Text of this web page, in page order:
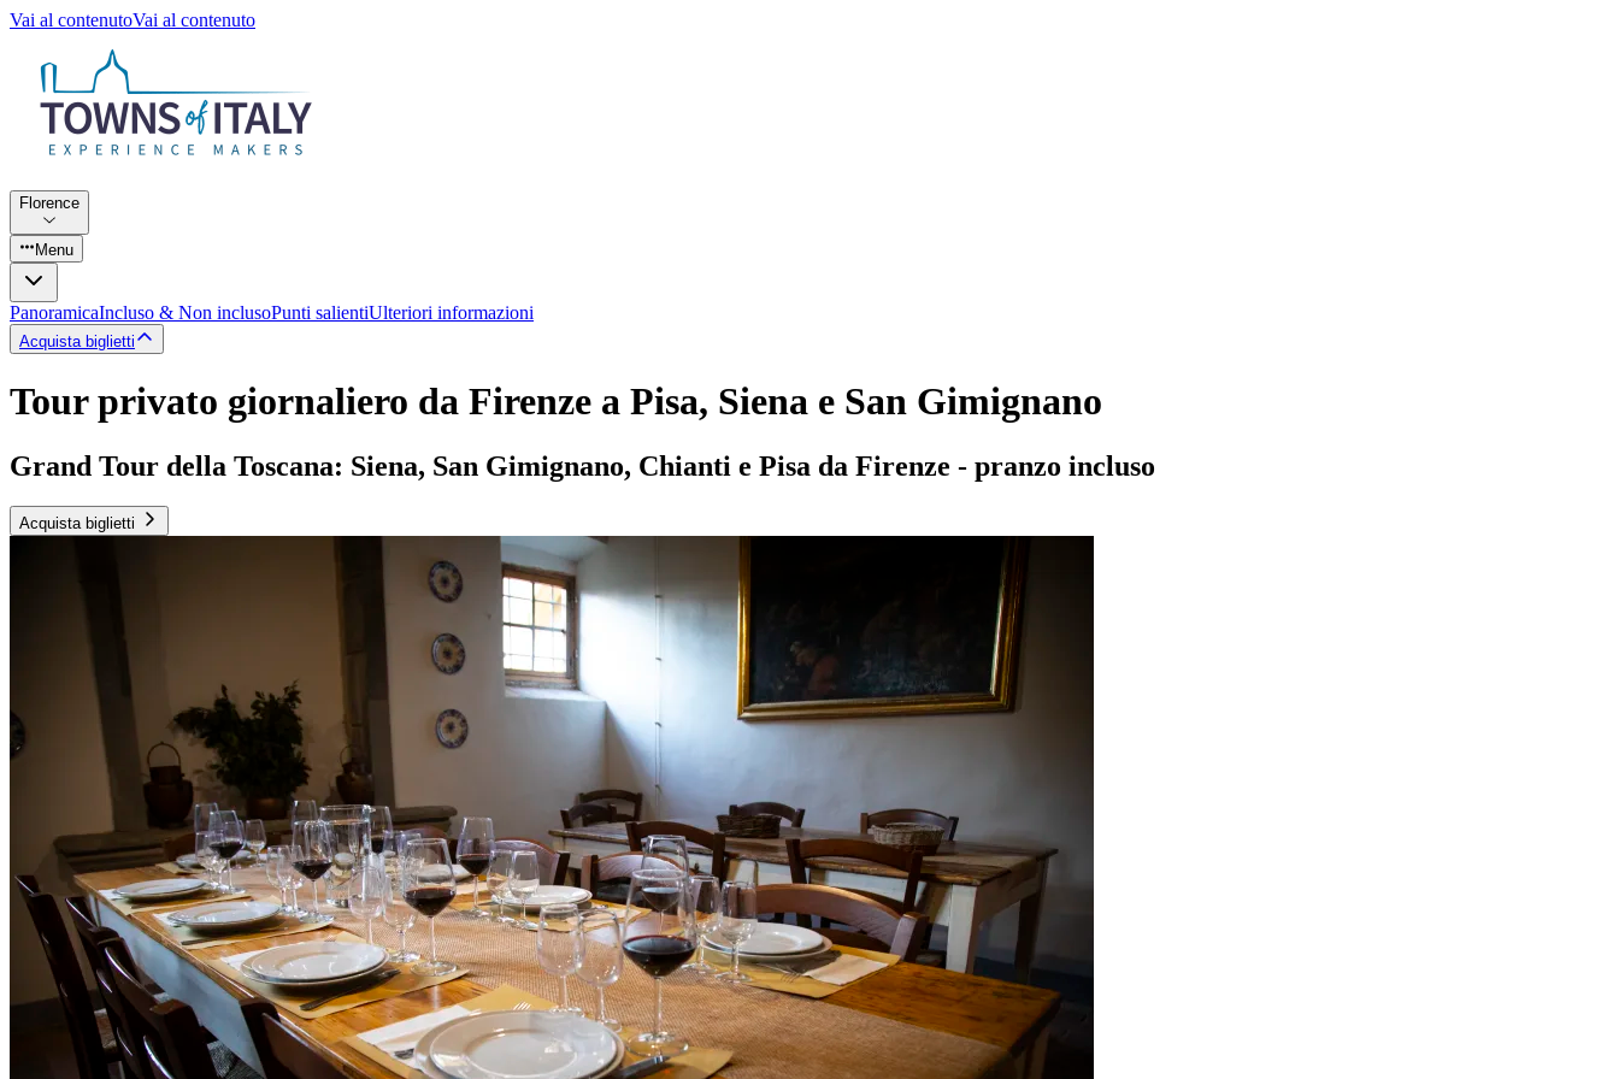
Vai al contenutoVai al contenuto
Florence
Menu
PanoramicaIncluso & Non inclusoPunti salientiUlteriori informazioni
Acquista biglietti
Tour privato giornaliero da Firenze a Pisa, Siena e San Gimignano
Grand Tour della Toscana: Siena, San Gimignano, Chianti e Pisa da Firenze - pranzo incluso
Acquista biglietti